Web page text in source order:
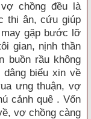
chồng đều là
thi ân, cứu giúp
gặp bước lỡ
gian, nịnh thần
buồn rầu không
biểu xin về
ưng thuận, vợ
cảnh quê . Vốn
vợ chồng càng